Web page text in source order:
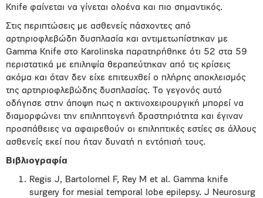
Knife φαίνεται να γίνεται ολοένα και πιο σημαντικός.
Στις περιπτώσεις με ασθενείς πάσχοντες από
αρτηριοφλεβώδη δυσπλασία και αντιμετωπίστηκαν με
Gamma Knife στο Karolinska παρατηρήθηκε ότι 52 στα 59
περιστατικά με επιληψία θεραπεύτηκαν από τις κρίσεις
ακόμα και όταν δεν είχε επιτευχθεί ο πλήρης αποκλεισμός
της αρτηριοφλεβώδης δυσπλασίας. Το γεγονός αυτό
οδήγησε στην άποψη πως η ακτινοχειρουργική μπορεί να
διαμορφώνει την επιληπτογενή δραστηριότητα και έγιναν
προσπάθειες να αφαιρεθούν οι επιληπτικές εστίες σε άλλους
ασθενείς εκεί που ήταν δυνατή η εντόπισή τους.
Βιβλιογραφία
Regis J, Bartolomel F, Rey M et al. Gamma knife
surgery for mesial temporal lobe epilepsy. J Neurosurg